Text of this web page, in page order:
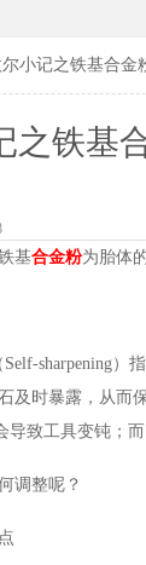
小记之铁基合金
之铁基
基合金粉为胎体
Self-sharpening）
及时暴露，从而
导致工具变钝； 而
调整呢？